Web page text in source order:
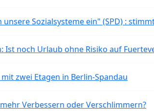
Sozialsysteme ein" (SPD) :
Ist noch Urlaub ohne Risiko auf
zwei Etagen in Berlin-Spandau
Verbessern oder Verschlimmern?